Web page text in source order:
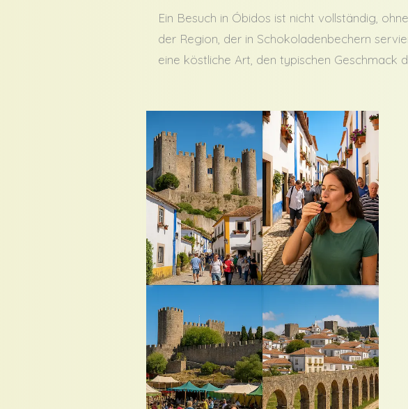
Ein Besuch in Óbidos ist nicht vollständig,
der Region, der in Schokoladenbechern
eine köstliche Art, den typischen Geschmack